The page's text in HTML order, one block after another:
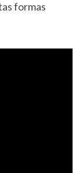
formas